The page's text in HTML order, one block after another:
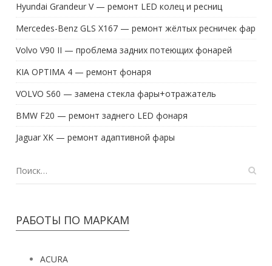
Hyundai Grandeur V — ремонт LED колец и ресниц
Mercedes-Benz GLS X167 — ремонт жёлтых ресничек фар
Volvo V90 II — проблема задних потеющих фонарей
KIA OPTIMA 4 — ремонт фонаря
VOLVO S60 — замена стекла фары+отражатель
BMW F20 — ремонт заднего LED фонаря
Jaguar XK — ремонт адаптивной фары
РАБОТЫ ПО МАРКАМ
ACURA